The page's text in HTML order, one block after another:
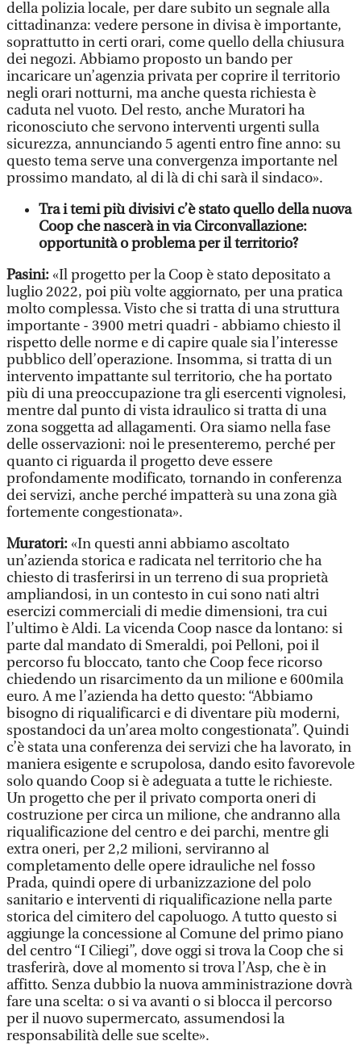
della polizia locale, per dare subito un segnale alla
cittadinanza: vedere persone in divisa è importante,
soprattutto in certi orari, come quello della chiusura
dei negozi. Abbiamo proposto un bando per
incaricare un’agenzia privata per coprire il territorio
negli orari notturni, ma anche questa richiesta è
caduta nel vuoto. Del resto, anche Muratori ha
riconosciuto che servono interventi urgenti sulla
sicurezza, annunciando 5 agenti entro fine anno: su
questo tema serve una convergenza importante nel
prossimo mandato, al di là di chi sarà il sindaco».
Tra i temi più divisivi c’è stato quello della nuova
Coop che nascerà in via Circonvallazione:
opportunità o problema per il territorio?
Pasini:«Il progetto per la Coop è stato depositato a
luglio 2022, poi più volte aggiornato, per una pratica
molto complessa. Visto che si tratta di una struttura
importante - 3900 metri quadri - abbiamo chiesto il
rispetto delle norme e di capire quale sia l’interesse
pubblico dell’operazione. Insomma, si tratta di un
intervento impattante sul territorio, che ha portato
più di una preoccupazione tra gli esercenti vignolesi,
mentre dal punto di vista idraulico si tratta di una
zona soggetta ad allagamenti. Ora siamo nella fase
delle osservazioni: noi le presenteremo, perché per
quanto ci riguarda il progetto deve essere
profondamente modificato, tornando in conferenza
dei servizi, anche perché impatterà su una zona già
fortemente congestionata».
Muratori:«In questi anni abbiamo ascoltato
un’azienda storica e radicata nel territorio che ha
chiesto di trasferirsi in un terreno di sua proprietà
ampliandosi, in un contesto in cui sono nati altri
esercizi commerciali di medie dimensioni, tra cui
l’ultimo è Aldi. La vicenda Coop nasce da lontano: si
parte dal mandato di Smeraldi, poi Pelloni, poi il
percorso fu bloccato, tanto che Coop fece ricorso
chiedendo un risarcimento da un milione e 600mila
euro. A me l’azienda ha detto questo: “Abbiamo
bisogno di riqualificarci e di diventare più moderni,
spostandoci da un’area molto congestionata”. Quindi
c’è stata una conferenza dei servizi che ha lavorato, in
maniera esigente e scrupolosa, dando esito favorevole
solo quando Coop si è adeguata a tutte le richieste.
Un progetto che per il privato comporta oneri di
costruzione per circa un milione, che andranno alla
riqualificazione del centro e dei parchi, mentre gli
extra oneri, per 2,2 milioni, serviranno al
completamento delle opere idrauliche nel fosso
Prada, quindi opere di urbanizzazione del polo
sanitario e interventi di riqualificazione nella parte
storica del cimitero del capoluogo. A tutto questo si
aggiunge la concessione al Comune del primo piano
del centro “I Ciliegi”, dove oggi si trova la Coop che si
trasferirà, dove al momento si trova l’Asp, che è in
affitto. Senza dubbio la nuova amministrazione dovrà
fare una scelta: o si va avanti o si blocca il percorso
per il nuovo supermercato, assumendosi la
responsabilità delle sue scelte».